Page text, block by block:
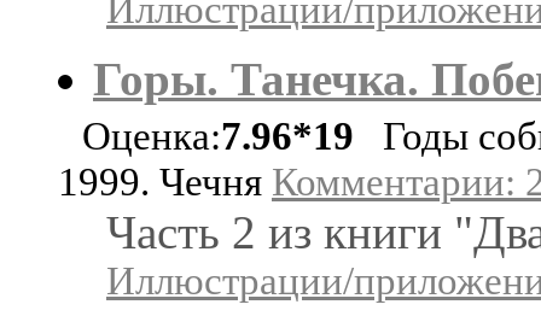
Иллюстрации/
Горы. Танечка.
Оценка:7.96*19 Годы
1999. Чечня Комментарии:
Часть 2 из книги
Иллюстрации/